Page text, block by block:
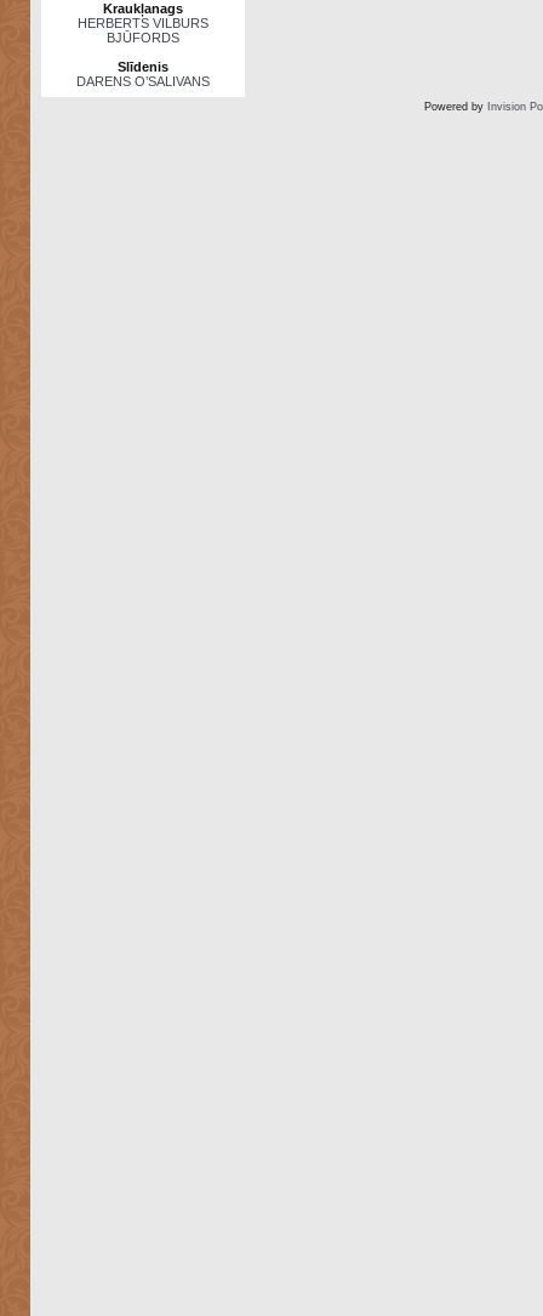
Kraukļanags
HERBERTS VILBURS
BJŪFORDS
Slīdenis
DARENS O’SALIVANS
Powered by Invision